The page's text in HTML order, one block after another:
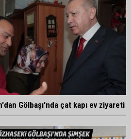
Gölbaşı'nda çat kapı ev ziyareti